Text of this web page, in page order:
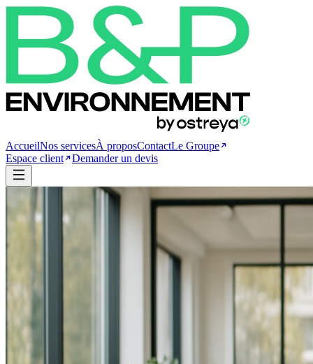
AccueilNos servicesÀ proposContactLe Groupe
Espace client
Demander un devis